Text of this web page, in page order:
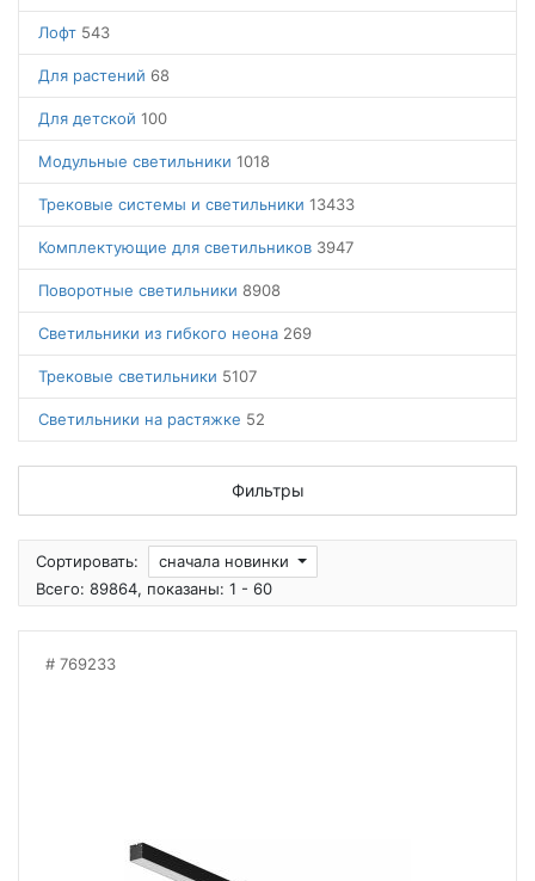
Лофт 543
Для растений 68
Для детской 100
Модульные светильники 1018
Трековые системы и светильники 13433
Комплектующие для светильников 3947
Поворотные светильники 8908
Светильники из гибкого неона 269
Трековые светильники 5107
Светильники на растяжке 52
Фильтры
Сортировать:
сначала новинки
Всего: 89864, показаны: 1 - 60
769233